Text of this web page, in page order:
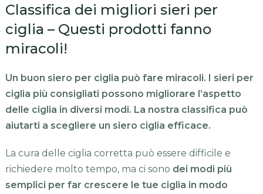
Classifica dei migliori sieri per
ciglia – Questi prodotti fanno
miracoli!
Un buon siero per ciglia può fare miracoli. I sieri per
ciglia più consigliati possono migliorare l’aspetto
delle ciglia in diversi modi. La nostra classifica può
aiutarti a scegliere un siero ciglia efficace.
La cura delle ciglia corretta può essere difficile e
richiedere molto tempo, ma ci sono dei modi più
semplici per far crescere le tue ciglia in modo